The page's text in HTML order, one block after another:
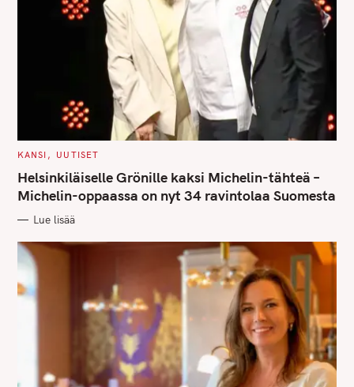
C
T
E
G
O
I
S
KANSI UUTISET
Helsinkiläiselle Grönille kaksi Michelin-tähteä –
Michelin-oppaassa on nyt 34 ravintolaa Suomesta
Lue lisää
o
r
: